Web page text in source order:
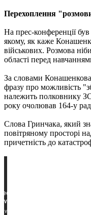
Перехоплення
На прес-конференції
якому, як каже
військових. Розмова
області перед
За словами
фразу про можливість
належить полковнику
року очолював 164-у
Слова Гринчака, який
повітряному просторі
причетність до